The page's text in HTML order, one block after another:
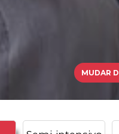
MUDAR